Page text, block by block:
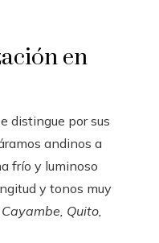
en
distingue por sus
andinos a
frío y luminoso
y tonos muy
Cayambe, Quito,